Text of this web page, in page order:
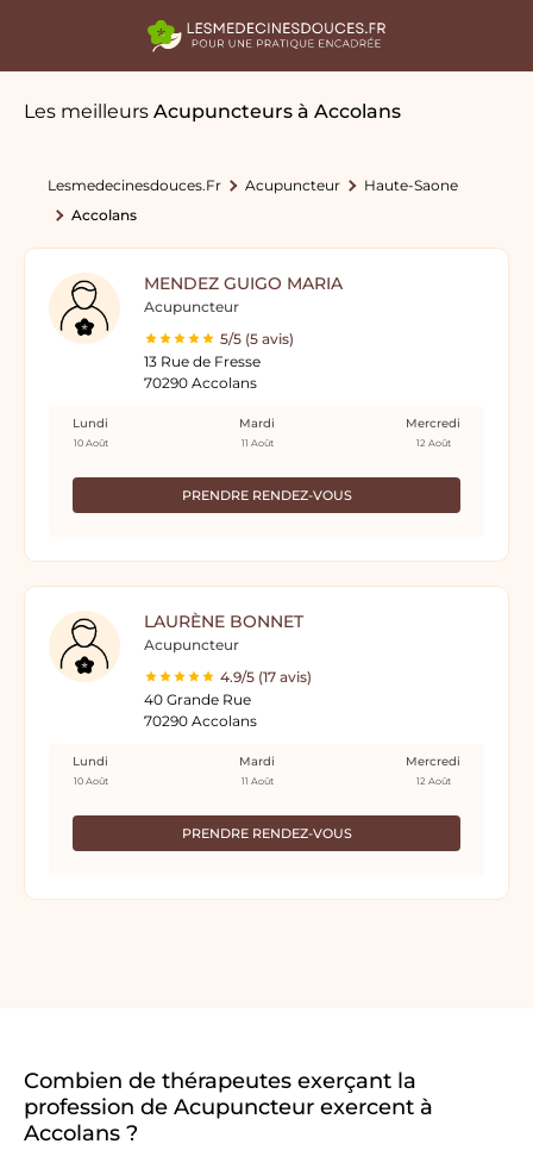
Les meilleurs Acupuncteurs à Accolans
Lesmedecinesdouces.fr Acupuncteur
Haute-Saone
Accolans
MENDEZ GUIGO MARIA
Acupuncteur
5/5 (5 avis)
13 Rue de Fresse
70290 Accolans
PRENDRE RENDEZ-VOUS
Lundi
10 Août
Mardi
11 Août
Mercredi
12 Août
LAURÈNE BONNET
Acupuncteur
4.9/5 (17 avis)
40 Grande Rue
70290 Accolans
PRENDRE RENDEZ-VOUS
Lundi
10 Août
Mardi
11 Août
Mercredi
12 Août
Combien de thérapeutes exerçant la
profession de Acupuncteur exercent à
Accolans ?